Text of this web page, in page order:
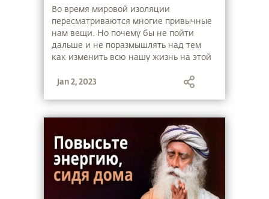
Во время мировой изоляции
пересматриваются многие привычные
нам вещи. Но почему бы не пойти
дальше и не поразмышлять над тем
как изменить всю нашу жизнь на этой
сделать эту планету снова великой.
Jan 2, 2023